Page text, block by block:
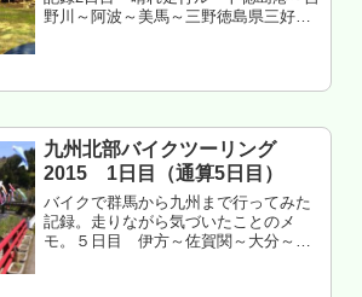
野川～阿波～美馬～三野徳島県三好市
ーリング 三野農村ふれ...
九州北部バイクツーリング
2015 1日目（通算5日目）
バイクで群馬から九州まで行ってみた
記録。走りながら気づいたことのメ
モ。５日目 伊方～佐賀関～大分～長